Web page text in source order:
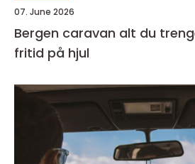
07. June 2026
Bergen caravan alt du trenger for fleksibel
fritid på hjul